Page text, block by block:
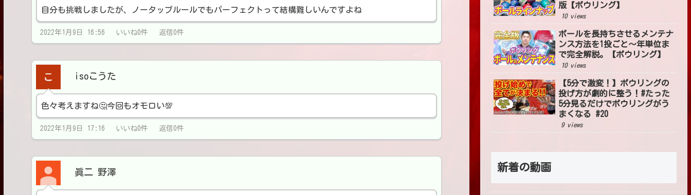
自分も挑戦しましたが、ノータップルールでもパーフェクトって結構難しいんですよね
2022年1月9日 16:56 いいね0件 返信0件
isoこうた
色々考えますね🤔今回もオモロい💯
2022年1月9日 17:16 いいね0件 返信0件
眞二 野澤
版【ボウリング】
10 views
ボールを長持ちさせるメンテナ
ンス方法を1投ごと〜年単位ま
で完全解説。【ボウリング】
10 views
【5分で激変！】ボウリングの
投げ方が劇的に整う！#たった
5分見るだけでボウリングがう
まくなる #20
9 views
新着の動画